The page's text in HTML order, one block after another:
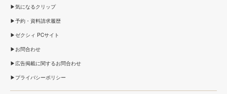
気になるクリップ
予約・資料請求履歴
ゼクシィ PCサイト
お問合わせ
広告掲載に関するお問合わせ
プライバシーポリシー